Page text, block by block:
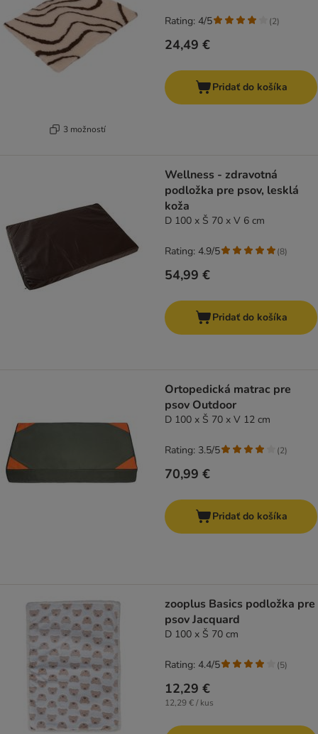
3 možností
24,49 €
Rating: 4/5 (2)
Pridať do košíka
Wellness - zdravotná
podložka pre psov, lesklá
koža
D 100 x Š 70 x V 6 cm
54,99 €
Rating: 4.9/5 (8)
Pridať do košíka
Ortopedická matrac pre
psov Outdoor
D 100 x Š 70 x V 12 cm
70,99 €
Rating: 3.5/5 (2)
Pridať do košíka
zooplus Basics podložka pre
psov Jacquard
D 100 x Š 70 cm
12,29 €
12,29 € / kus
Rating: 4.4/5 (5)